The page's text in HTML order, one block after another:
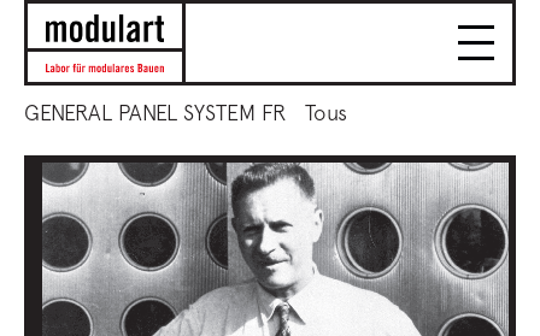
GENERAL PANEL SYSTEM FR Tous